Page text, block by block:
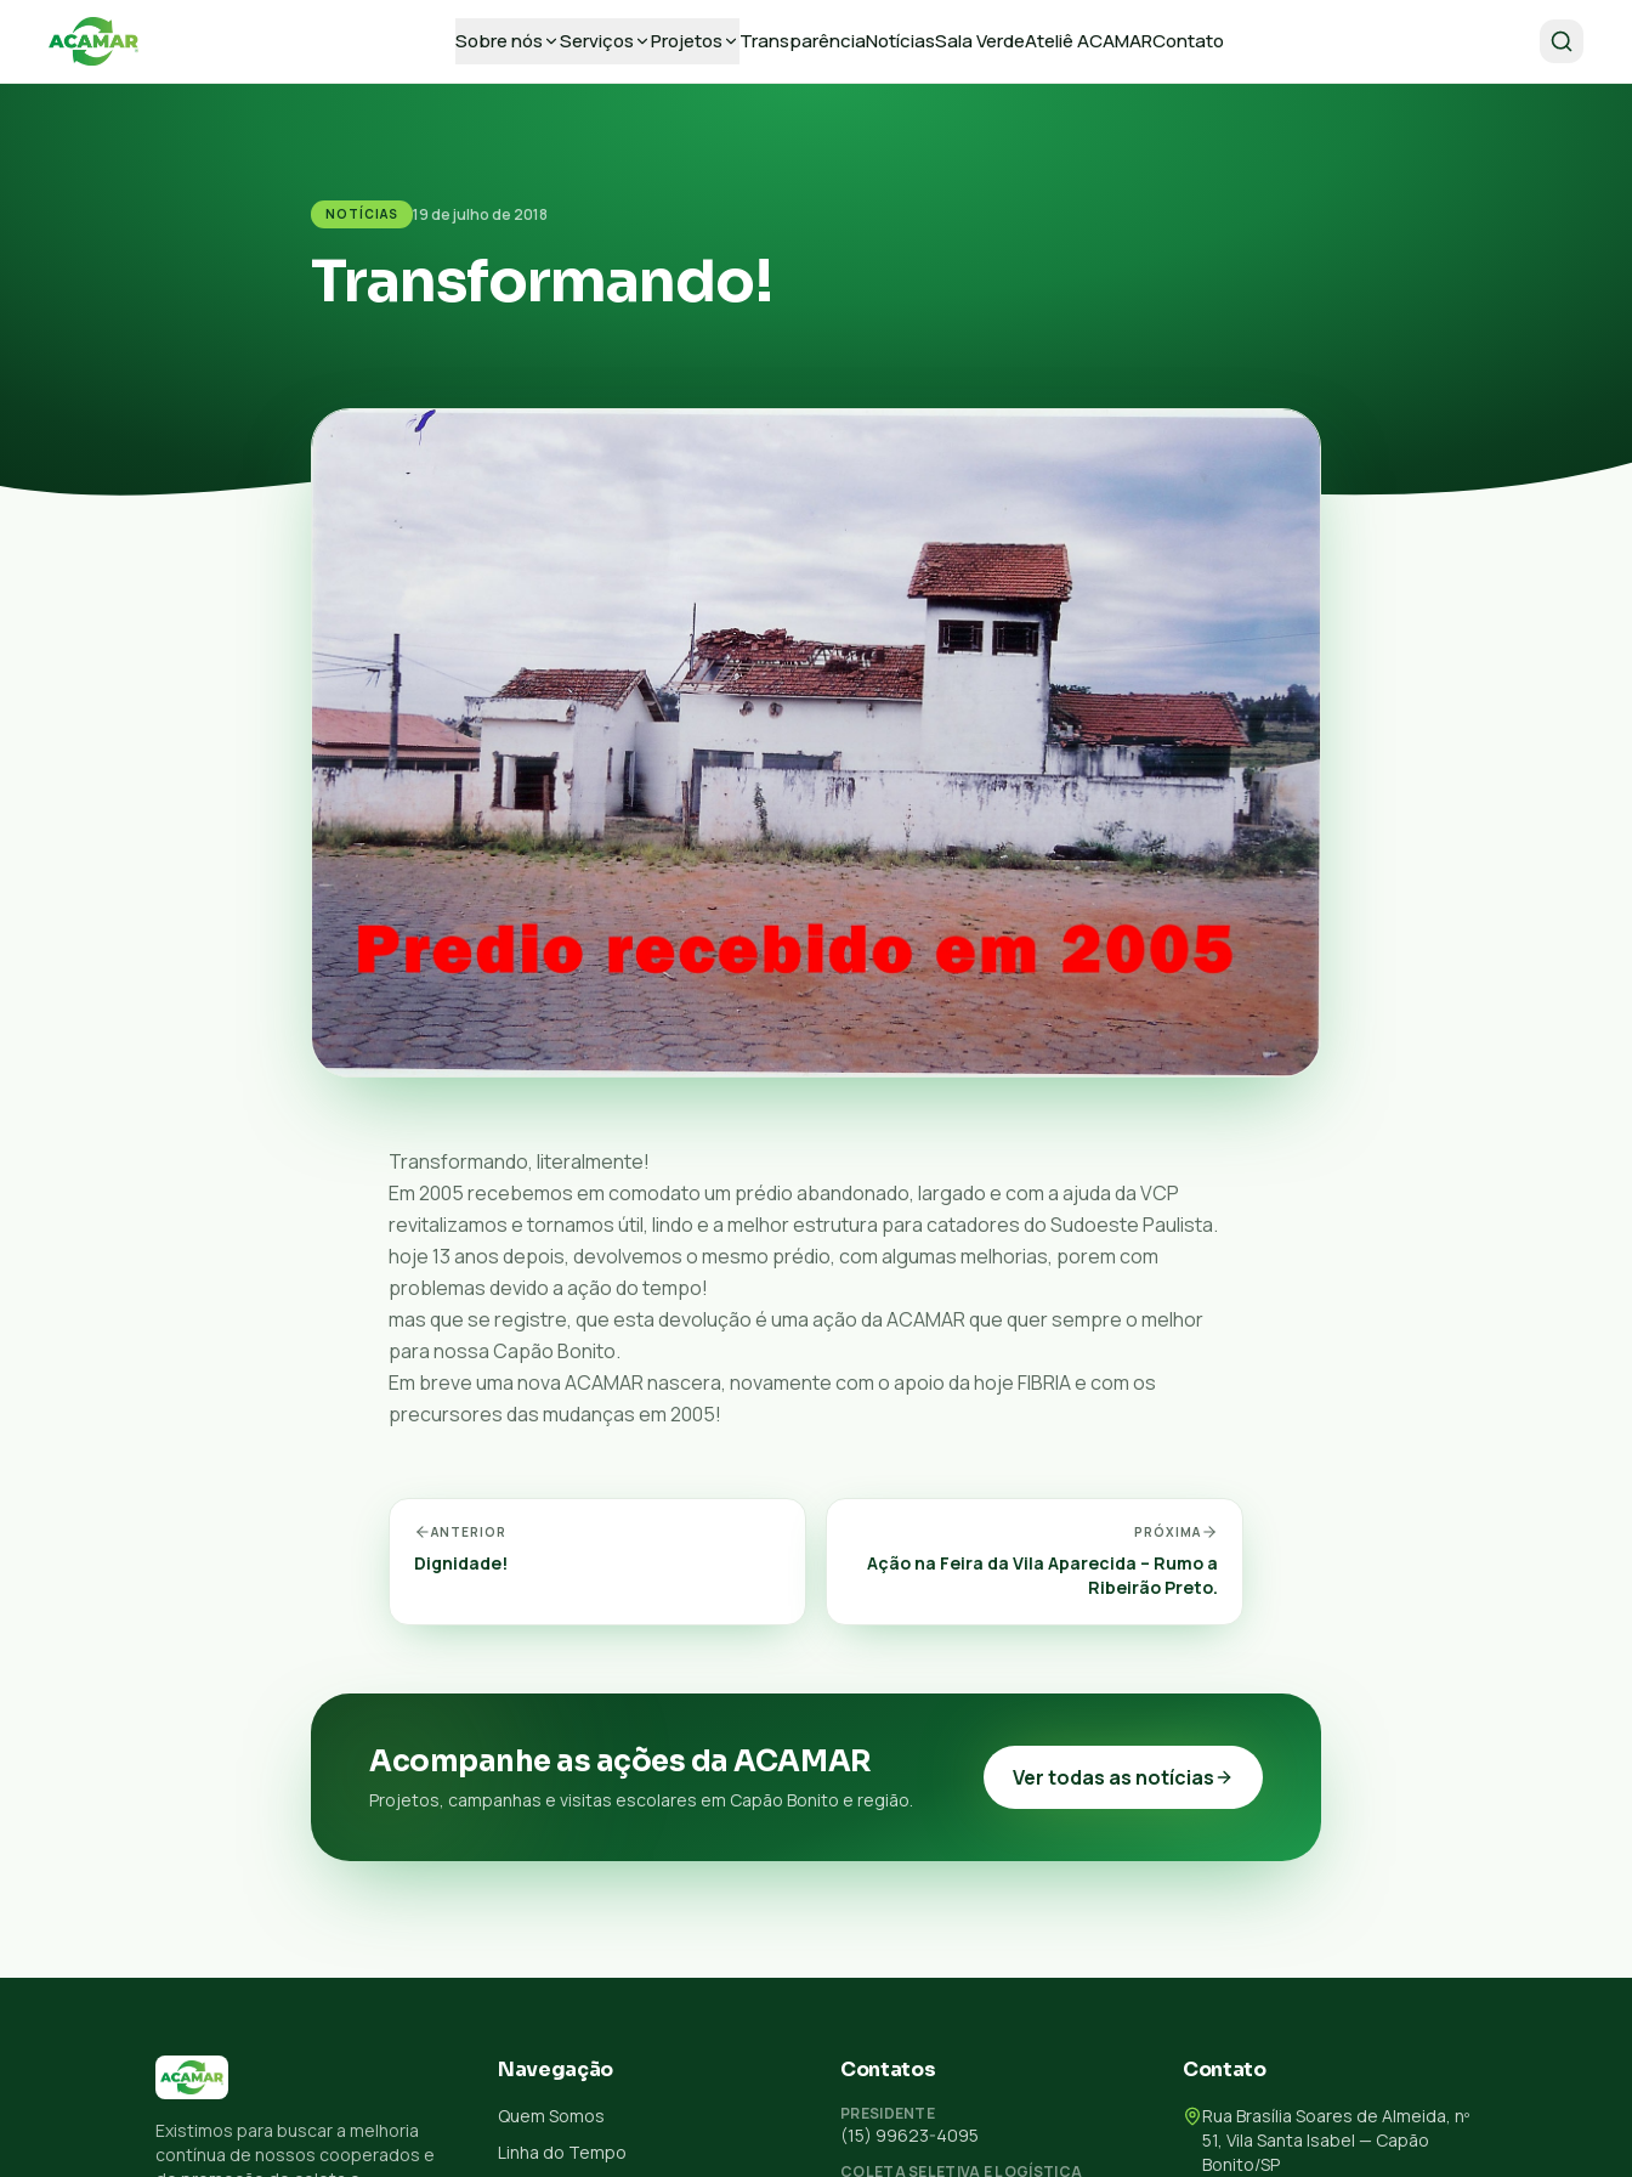
Sobre nós Serviços Projetos TransparênciaNotíciasSala VerdeAteliê ACAMARContato
NOTÍCIAS 19 de julho de 2018
Transformando!
Transformando, literalmente!
Em 2005 recebemos em comodato um prédio abandonado, largado e com a ajuda da VCP
revitalizamos e tornamos útil, lindo e a melhor estrutura para catadores do Sudoeste Paulista.
hoje 13 anos depois, devolvemos o mesmo prédio, com algumas melhorias, porem com
problemas devido a ação do tempo!
mas que se registre, que esta devolução é uma ação da ACAMAR que quer sempre o melhor
para nossa Capão Bonito.
Em breve uma nova ACAMAR nascera, novamente com o apoio da hoje FIBRIA e com os
precursores das mudanças em 2005!
ANTERIOR
Dignidade!
PRÓXIMA
Ação na Feira da Vila Aparecida – Rumo a
Ribeirão Preto.
Acompanhe as ações da ACAMAR
Projetos, campanhas e visitas escolares em Capão Bonito e região.
Ver todas as notícias
Existimos para buscar a melhoria
contínua de nossos cooperados e
Navegação
Quem Somos
Linha do Tempo
Contatos
PRESIDENTE
(15) 99623-4095
COLETA SELETIVA E LOGÍSTICA
Contato
Rua Brasília Soares de Almeida, nº
51, Vila Santa Isabel — Capão
Bonito/SP